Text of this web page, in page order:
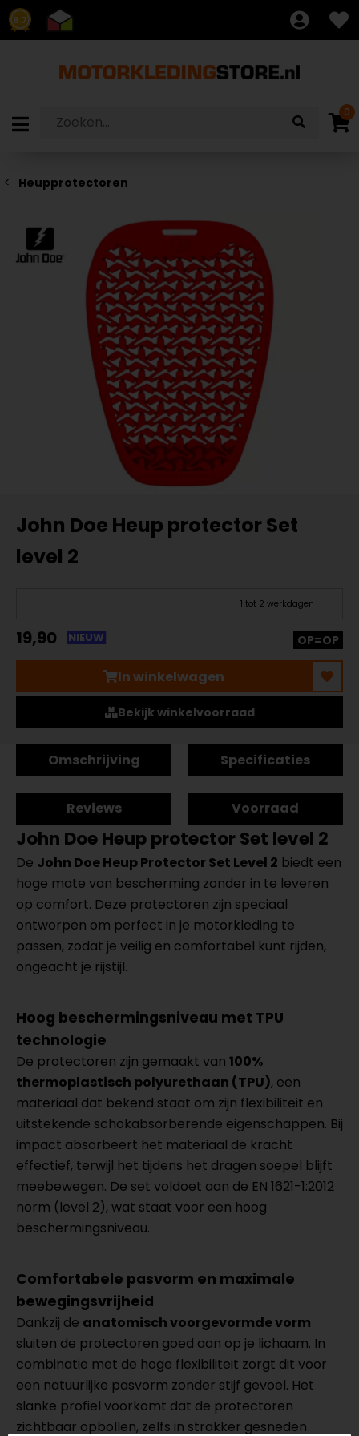
8.7
0
Heupprotectoren
John Doe Heup protector Set
level 2
1 tot 2 werkdagen
19,90 NIEUW OP=OP
In winkelwagen
Bekijk winkelvoorraad
Omschrijving Specificaties
Reviews Voorraad
John Doe Heup protector Set level 2
De John Doe Heup Protector Set Level 2 biedt een
hoge mate van bescherming zonder in te leveren
op comfort. Deze protectoren zijn speciaal
ontworpen om perfect in je motorkleding te
passen, zodat je veilig en comfortabel kunt rijden,
ongeacht je rijstijl.
Hoog beschermingsniveau met TPU
technologie
De protectoren zijn gemaakt van 100%
thermoplastisch polyurethaan (TPU), een
materiaal dat bekend staat om zijn flexibiliteit en
uitstekende schokabsorberende eigenschappen. Bij
impact absorbeert het materiaal de kracht
effectief, terwijl het tijdens het dragen soepel blijft
meebewegen. De set voldoet aan de EN 1621-1:2012
norm (level 2), wat staat voor een hoog
beschermingsniveau.
Comfortabele pasvorm en maximale
bewegingsvrijheid
Dankzij de anatomisch voorgevormde vorm
sluiten de protectoren goed aan op je lichaam. In
combinatie met de hoge flexibiliteit zorgt dit voor
een natuurlijke pasvorm zonder stijf gevoel. Het
slanke profiel voorkomt dat de protectoren
zichtbaar opbollen, zelfs in strakker gesneden